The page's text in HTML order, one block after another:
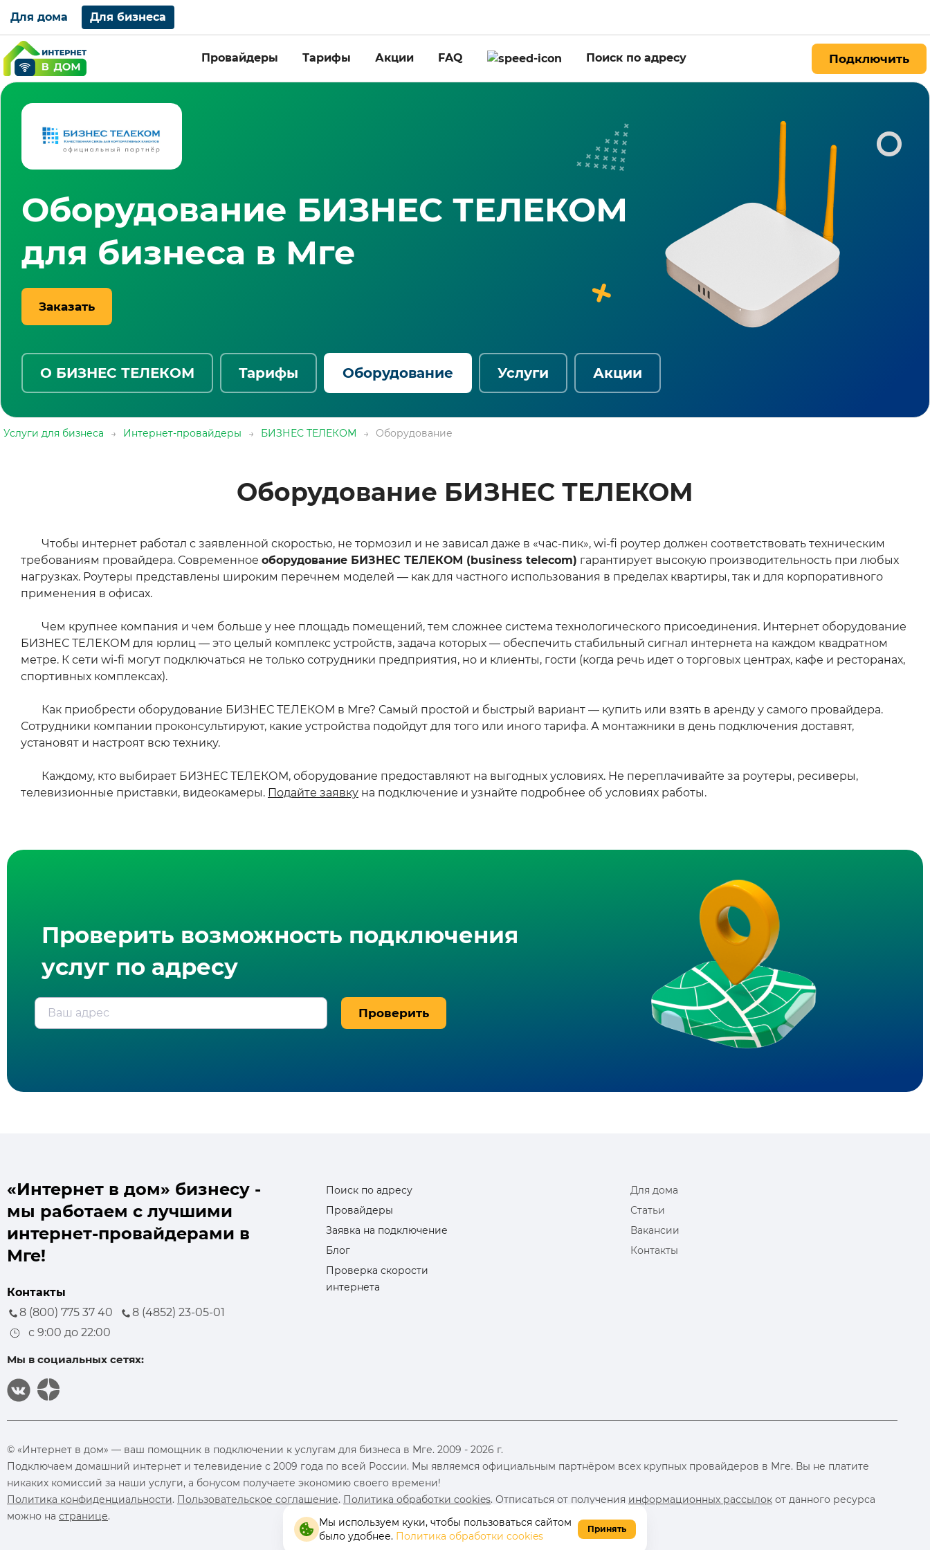
Для дома Для бизнеса
Провайдеры Тарифы Акции FAQ Поиск по адресу Подключить
Оборудование БИЗНЕС ТЕЛЕКОМ
для бизнеса в Мге
Заказать
О БИЗНЕС ТЕЛЕКОМ Тарифы Оборудование Услуги Акции
Услуги для бизнеса → Интернет-провайдеры → БИЗНЕС ТЕЛЕКОМ → Оборудование
Оборудование БИЗНЕС ТЕЛЕКОМ
Чтобы интернет работал с заявленной скоростью, не тормозил и не зависал даже в «час-пик», wi-fi роутер должен соответствовать техническим
требованиям провайдера. Современное оборудование БИЗНЕС ТЕЛЕКОМ (business telecom) гарантирует высокую производительность при любых
нагрузках. Роутеры представлены широким перечнем моделей — как для частного использования в пределах квартиры, так и для корпоративного
применения в офисах.
Чем крупнее компания и чем больше у нее площадь помещений, тем сложнее система технологического присоединения. Интернет оборудование
БИЗНЕС ТЕЛЕКОМ для юрлиц — это целый комплекс устройств, задача которых — обеспечить стабильный сигнал интернета на каждом квадратном
метре. К сети wi-fi могут подключаться не только сотрудники предприятия, но и клиенты, гости (когда речь идет о торговых центрах, кафе и ресторанах,
спортивных комплексах).
Как приобрести оборудование БИЗНЕС ТЕЛЕКОМ в Мге? Самый простой и быстрый вариант — купить или взять в аренду у самого провайдера.
Сотрудники компании проконсультируют, какие устройства подойдут для того или иного тарифа. А монтажники в день подключения доставят,
установят и настроят всю технику.
Каждому, кто выбирает БИЗНЕС ТЕЛЕКОМ, оборудование предоставляют на выгодных условиях. Не переплачивайте за роутеры, ресиверы,
телевизионные приставки, видеокамеры. Подайте заявку на подключение и узнайте подробнее об условиях работы.
Проверить возможность подключения
услуг по адресу
Ваш адрес Проверить
«Интернет в дом» бизнесу -
мы работаем с лучшими
интернет-провайдерами в
Мге!
Контакты
8 (800) 775 37 40
8 (4852) 23-05-01
с 9:00 до 22:00
Мы в социальных сетях:
Поиск по адресу
Провайдеры
Заявка на подключение
Блог
Проверка скорости
интернета
Для дома
Статьи
Вакансии
Контакты
© «Интернет в дом» — ваш помощник в подключении к услугам для бизнеса в Мге. 2009 - 2026 г.
Подключаем домашний интернет и телевидение с 2009 года по всей России. Мы являемся официальным партнёром всех крупных провайдеров в Мге. Вы не платите
никаких комиссий за наши услуги, а бонусом получаете экономию своего времени!
Политика конфиденциальности. Пользовательское соглашение. Политика обработки cookies. Отписаться от получения информационных рассылок от данного ресурса
можно на странице.
Мы используем куки, чтобы пользоваться сайтом
было удобнее. Политика обработки cookies
Принять